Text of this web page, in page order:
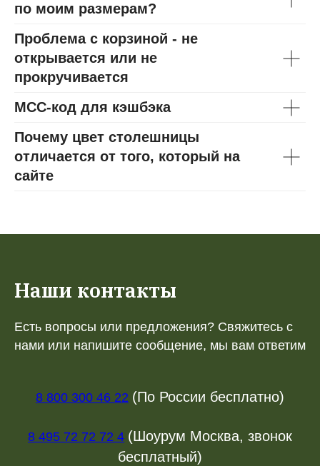
по моим размерам?
Проблема с корзиной - не
открывается или не
прокручивается
МСС-код для кэшбэка
Почему цвет столешницы
отличается от того, который на
сайте
Наши контакты
Есть вопросы или предложения? Свяжитесь с
нами или напишите сообщение, мы вам ответим
8 800 300 46 22 (По России бесплатно)
8 495 72 72 72 4 (Шоурум Москва, звонок
бесплатный)